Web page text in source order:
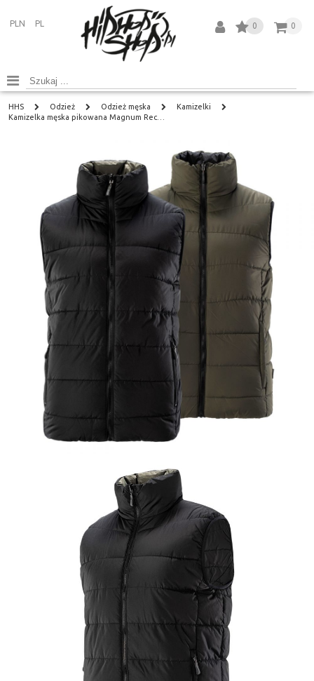
PLN PL 0
0
HHS Odzież Odzież męska
Kamizelki
Kamizelka męska pikowana Magnum Rec…